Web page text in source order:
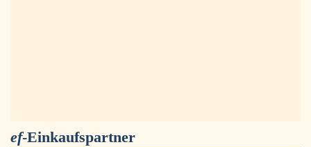
ef-Einkaufspartner